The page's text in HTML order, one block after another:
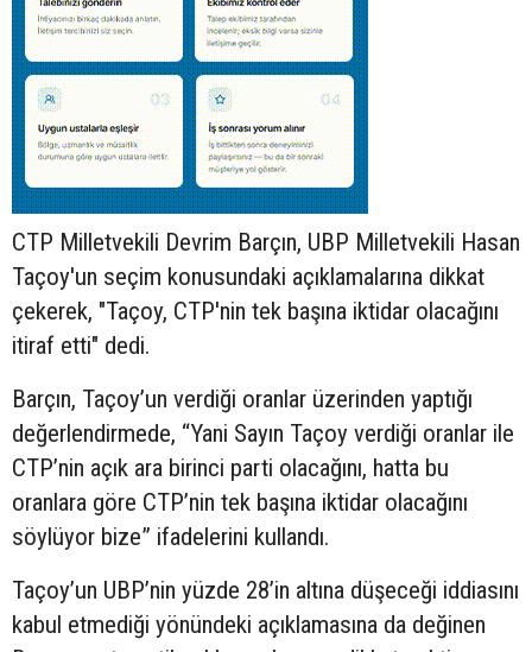
CTP Milletvekili Devrim Barçın, UBP Milletvekili Hasan
Taçoy'un seçim konusundaki açıklamalarına dikkat
çekerek, "Taçoy, CTP'nin tek başına iktidar olacağını
itiraf etti" dedi.
Barçın, Taçoy’un verdiği oranlar üzerinden yaptığı
değerlendirmede, “Yani Sayın Taçoy verdiği oranlar ile
CTP’nin açık ara birinci parti olacağını, hatta bu
oranlara göre CTP’nin tek başına iktidar olacağını
söylüyor bize” ifadelerini kullandı.
Taçoy’un UBP’nin yüzde 28’in altına düşeceği iddiasını
kabul etmediği yönündeki açıklamasına da değinen